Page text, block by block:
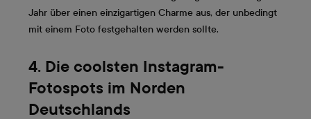
Jahr über einen einzigartigen Charme aus, der unbedingt
mit einem Foto festgehalten werden sollte.
4. Die coolsten Instagram-
Fotospots im Norden
Deutschlands